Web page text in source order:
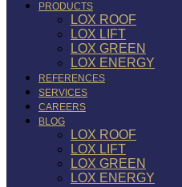
PRODUCTS
LOX ROOF
LOX LIFT
LOX GREEN
LOX ENERGY
REFERENCES
SERVICES
CAREERS
BLOG
LOX ROOF
LOX LIFT
LOX GREEN
LOX ENERGY